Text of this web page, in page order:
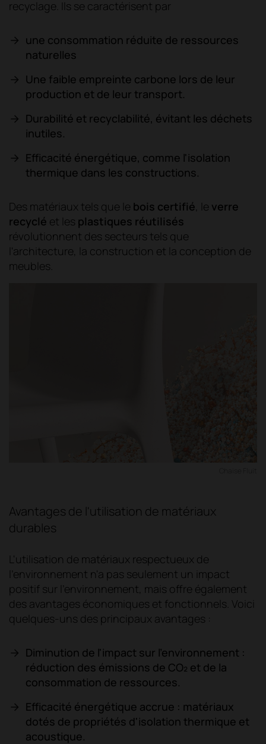
recyclage. Ils se caractérisent par
une consommation réduite de ressources
naturelles
Une faible empreinte carbone lors de leur
production et de leur transport.
Durabilité et recyclabilité, évitant les déchets
inutiles.
Efficacité énergétique, comme l'isolation
thermique dans les constructions.
Des matériaux tels que le bois certifié, le verre
recyclé et les plastiques réutilisés
révolutionnent des secteurs tels que
l'architecture, la construction et la conception de
meubles.
Avantages de l'utilisation de matériaux
durables
L'utilisation de matériaux respectueux de
l'environnement n'a pas seulement un impact
positif sur l'environnement, mais offre également
des avantages économiques et fonctionnels. Voici
quelques-uns des principaux avantages :
Diminution de l'impact sur l'environnement :
réduction des émissions de CO₂ et de la
consommation de ressources.
Efficacité énergétique accrue : matériaux
dotés de propriétés d'isolation thermique et
acoustique.